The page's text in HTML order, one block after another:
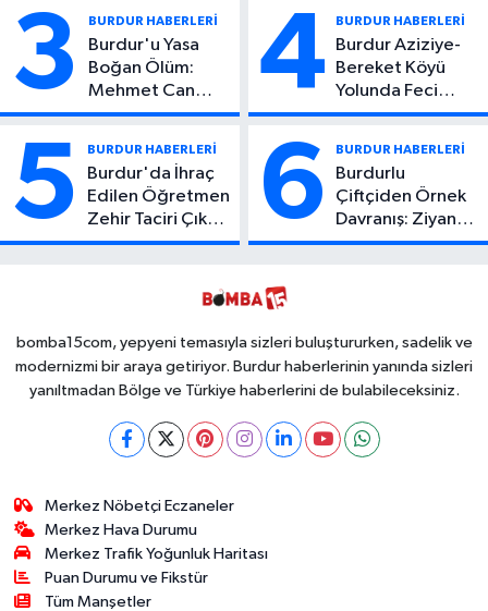
3 BURDUR HABERLERİ
Burdur'u Yasa
Boğan Ölüm:
Mehmet Can
Atıcı Genç Yaşta
4 BURDUR HABERLERİ
Burdur Aziziye-
Bereket Köyü
Yolunda Feci
Kaza: 1 Ölü, 2
5 BURDUR HABERLERİ
Burdur'da İhraç
Edilen Öğretmen
Zehir Taciri Çıktı:
Binlerce
6 BURDUR HABERLERİ
Burdurlu
Çiftçiden Örnek
Davranış: Ziyan
Olmasın Diye
Toplayabilecek
bomba15com, yepyeni temasıyla sizleri buluştururken, sadelik ve
modernizmi bir araya getiriyor. Burdur haberlerinin yanında sizleri
yanıltmadan Bölge ve Türkiye haberlerini de bulabileceksiniz.
Merkez Nöbetçi Eczaneler
Merkez Hava Durumu
Merkez Trafik Yoğunluk Haritası
Puan Durumu ve Fikstür
Tüm Manşetler